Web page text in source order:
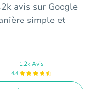
avis sur Google
simple et
1.2k Avis
4.4